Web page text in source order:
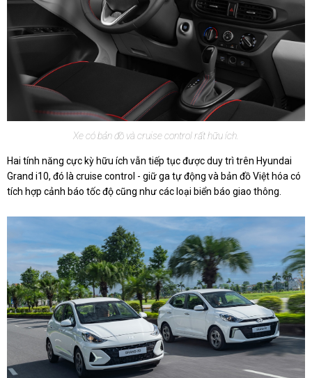
Xe có bản đồ và cruise control rất hữu ích.
Hai tính năng cực kỳ hữu ích vẫn tiếp tục được duy trì trên Hyundai
Grand i10, đó là cruise control - giữ ga tự động và bản đồ Việt hóa có
tích hợp cảnh báo tốc độ cũng như các loại biển báo giao thông.